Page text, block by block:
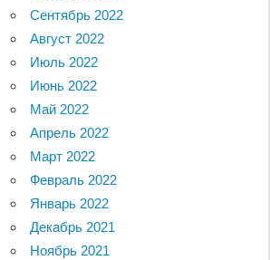
Сентябрь 2022
Август 2022
Июль 2022
Июнь 2022
Май 2022
Апрель 2022
Март 2022
Февраль 2022
Январь 2022
Декабрь 2021
Ноябрь 2021